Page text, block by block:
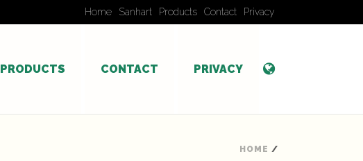
Home Sanhart Products Contact Privacy
PRODUCTS CONTACT PRIVACY
HOME /